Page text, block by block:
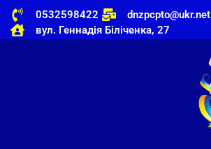
0532598422
dnzpcpto@ukr.net
вул. Геннадія Біліченка, 27